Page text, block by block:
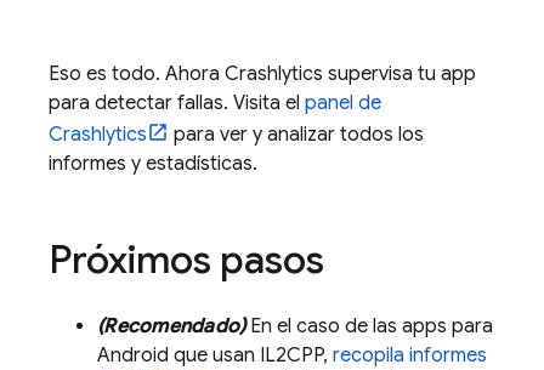
Eso es todo. Ahora Crashlytics supervisa tu app
para detectar fallas. Visita el panel de
Crashlytics
para ver y analizar todos los
informes y estadísticas.
Próximos pasos
(Recomendado)En el caso de las apps para
Android que usan IL2CPP, recopila informes